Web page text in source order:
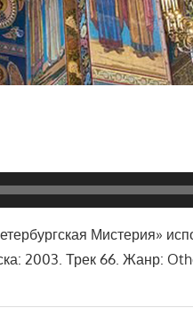
Мистерия»
2003. Трек 66. Жанр: